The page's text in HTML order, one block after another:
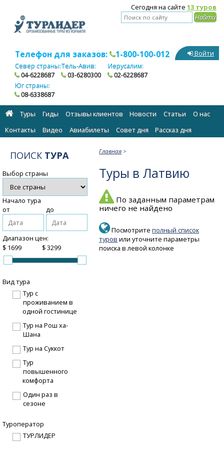
Сегодня на сайте 13 туров
Телефон для заказов: 1-800-100-012
Север страны:
04-6228687
Тель-Авив:
03-6280300
Иерусалим:
02-6228687
Юг страны:
08-6338687
Войти
Туры Гиды Отзывы клиентов Новости Статьи
О нас
Контакты
Видео Авиабилеты Cовет дня Рассказ дня
Главная >
Туры в Латвию
По заданным параметрам
ничего не найдено
Посмотритеполный список
туров или уточните параметры
поиска в левой колонке
ПОИСК ТУРА
Выбор страны
Начало тура
от
до
Диапазон цен:
$
$
Вид тура
Тур с
проживанием в
одной гостинице
Тур на Рош ха-
Шана
Тур на Суккот
Тур
повышенного
комфорта
Один раз в
сезоне
Туроператор
ТУРЛИДЕР